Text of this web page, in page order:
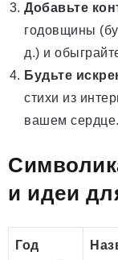
Добавьте
годовщины
д.) и
Будьте
стихи из
вашем
и идеи
Год